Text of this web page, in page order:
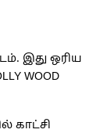
இது ஒரிய
WOOD
காட்சி